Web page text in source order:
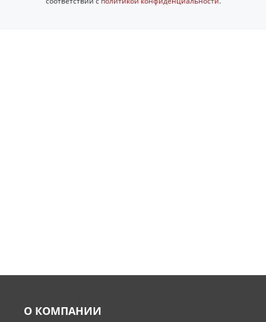
О КОМПАНИИ